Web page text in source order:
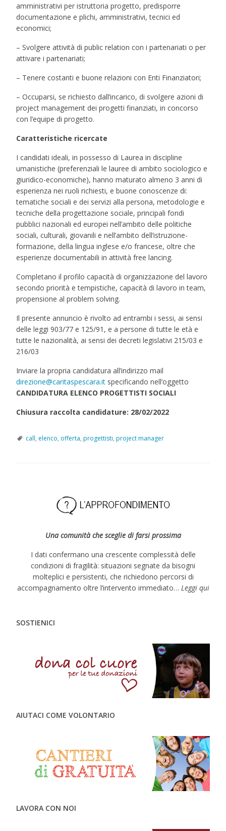
amministrativi per istruttoria progetto, predisporre
documentazione e plichi, amministrativi, tecnici ed
economici;
– Svolgere attività di public relation con i partenariati o per
attivare i partenariati;
– Tenere costanti e buone relazioni con Enti Finanziatori;
– Occuparsi, se richiesto dall’incarico, di svolgere azioni di
project management dei progetti finanziati, in concorso
con l’equipe di progetto.
Caratteristiche ricercate
I candidati ideali, in possesso di Laurea in discipline
umanistiche (preferenziali le lauree di ambito sociologico e
giuridico-economiche), hanno maturato almeno 3 anni di
esperienza nei ruoli richiesti, e buone conoscenze di:
tematiche sociali e dei servizi alla persona, metodologie e
tecniche della progettazione sociale, principali fondi
pubblici nazionali ed europei nell’ambito delle politiche
sociali, culturali, giovanili e nell’ambito dell’istruzione-
formazione, della lingua inglese e/o francese, oltre che
esperienze documentabili in attività free lancing.
Completano il profilo capacità di organizzazione del lavoro
secondo priorità e tempistiche, capacità di lavoro in team,
propensione al problem solving.
Il presente annuncio è rivolto ad entrambi i sessi, ai sensi
delle leggi 903/77 e 125/91, e a persone di tutte le età e
tutte le nazionalità, ai sensi dei decreti legislativi 215/03 e
216/03
Inviare la propria candidatura all’indirizzo mail
direzione@caritaspescara.it specificando nell’oggetto
CANDIDATURA ELENCO PROGETTISTI SOCIALI
Chiusura raccolta candidature: 28/02/2022
call, elenco, offerta,progettisti,project manager
Una comunità che sceglie di farsi prossima
I dati confermano una crescente complessità delle
condizioni di fragilità: situazioni segnate da bisogni
molteplici e persistenti, che richiedono percorsi di
accompagnamento oltre l’intervento immediato… Leggi qui
SOSTIENICI
AIUTACI COME VOLONTARIO
LAVORA CON NOI